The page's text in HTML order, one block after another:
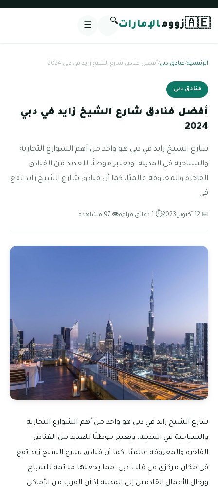
🇦🇪زوومالإمارات🔍
☰
الرئيسية/فنادق دبي/أفضل فنادق شارع الشيخ زايد في دبي 2024
فنادق دبي
أفضل فنادق شارع الشيخ زايد في دبي
2024
شارع الشيخ زايد في دبي هو واحد من أهم الشوارع التجارية
والسياحية في المدينة، ويعتبر موطنًا للعديد من الفنادق
الفاخرة والمعروفة عالميًا، كما أن فنادق شارع الشيخ زايد تقع
في
📅 12 أكتوبر 2023 ⏱ 1 دقائق قراءة 👁 97 مشاهدة
شارع الشيخ زايد في دبي هو واحد من أهم الشوارع التجارية
والسياحية في المدينة، ويعتبر موطنًا للعديد من الفنادق
الفاخرة والمعروفة عالميًا، كما أن فنادق شارع الشيخ زايد تقع
في مكان مركزي في قلب دبي، مما يجعلها ملائمة للسياح
ورجال الأعمال القادمين إلى المدينة إذ أن القرب من الأماكن